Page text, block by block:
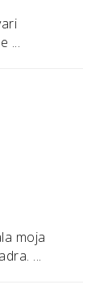
...
moja
...